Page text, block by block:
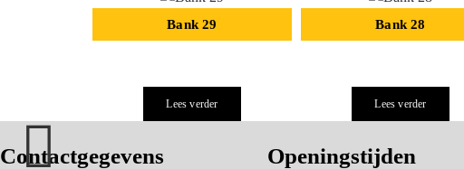
Bank 29
Lees verder
Bank 28
Lees verder
Contactgegevens Openingstijden